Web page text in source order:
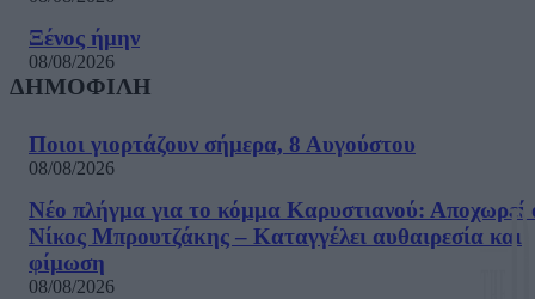
Ξένος ήμην
08/08/2026
ΔΗΜΟΦΙΛΗ
Ποιοι γιορτάζουν σήμερα, 8 Αυγούστου
08/08/2026
Νέο πλήγμα για το κόμμα Καρυστιανού: Αποχωρεί
Νίκος Μπρουτζάκης – Καταγγέλει αυθαιρεσία και
φίμωση
08/08/2026